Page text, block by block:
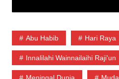
Abu Habib Hari Raya
Innalilahi Wainnailaihi Raji'un